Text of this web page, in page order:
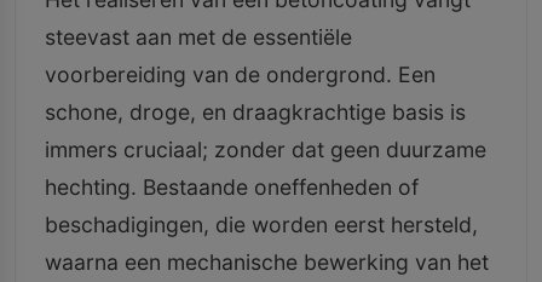
steevast aan met de essentiële
voorbereiding van de ondergrond. Een
schone, droge, en draagkrachtige basis is
immers cruciaal; zonder dat geen duurzame
hechting. Bestaande oneffenheden of
beschadigingen, die worden eerst hersteld,
waarna een mechanische bewerking van het